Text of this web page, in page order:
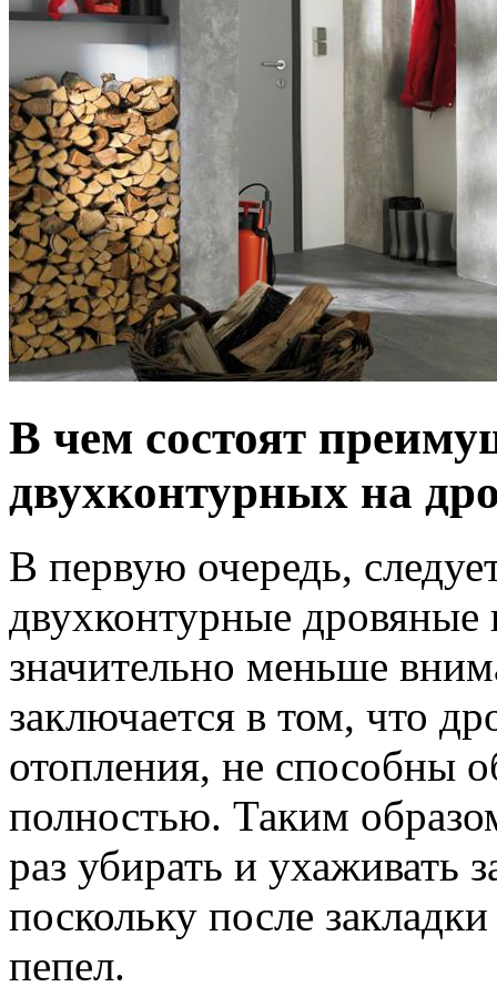
В чем состоят
двухконтурных на
В первую очередь,
двухконтурные дровяные
значительно меньше
заключается в том, что
отопления, не способны
полностью. Таким
раз убирать и ухаживать
поскольку после
пепел.